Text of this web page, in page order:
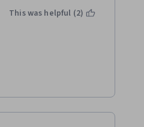
This was helpful (2)